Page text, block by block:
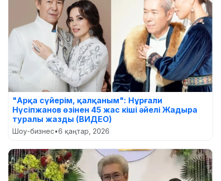
"Арқа сүйерім, қалқаным": Нұрғали
Нүсіпжанов өзінен 45 жас кіші әйелі Жадыра
туралы жазды (ВИДЕО)
Шоу-бизнес•6 қаңтар, 2026